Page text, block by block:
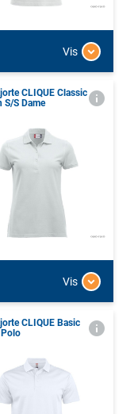
Vis
CLIQUE Classic
S/S Dame
Vis
CLIQUE Basic